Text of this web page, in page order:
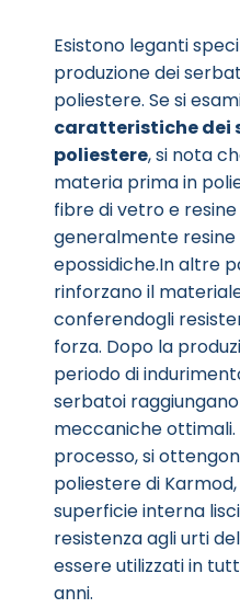
Esistono leganti
produzione dei
poliestere. Se si
caratteristiche dei
poliestere, si nota
materia prima in
fibre di vetro e
generalmente
epossidiche.In altre
rinforzano il
conferendogli
forza. Dopo la
periodo di
serbatoi
meccaniche
processo, si
poliestere di
superficie interna
resistenza agli urti
essere utilizzati in
anni.